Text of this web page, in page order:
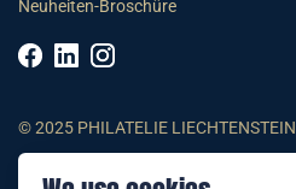
Neuheiten-Broschüre
© 2025 PHILATELIE LIECHTENSTEIN
AGB